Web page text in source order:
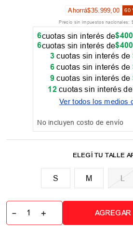
Ahorrá$35.999,00 60
Precio sin impuestos nacionales:
6cuotas sin interés de$
6cuotas sin interés de$
3 cuotas sin interés de
6 cuotas sin interés de
9 cuotas sin interés de
12 cuotas sin interés
Ver todos los medios
No incluyen costo de envío
M L
📏 Tabla de